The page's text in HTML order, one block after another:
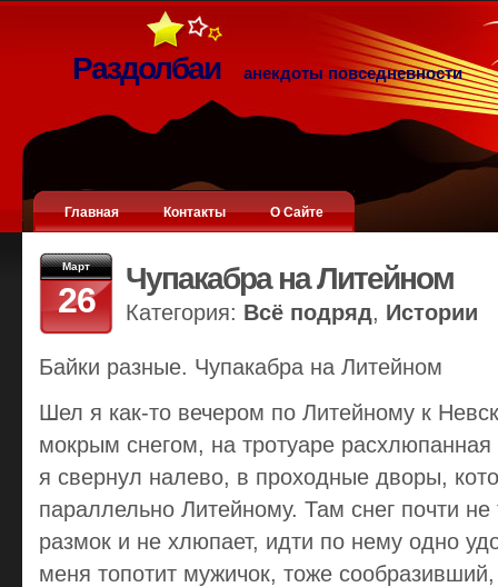
Раздолбаи анекдоты повседневности
Главная Контакты О Сайте
Март
26
Чупакабра на Литейном
Категория: Всё подряд, Истории
Байки разные. Чупакабра на Литейном
Шел я как-то вечером по Литейному к
мокрым снегом, на тротуаре
я свернул налево, в проходные дворы,
параллельно Литейному. Там снег почти не
размок и не хлюпает, идти по нему одно
меня топотит мужичок, тоже